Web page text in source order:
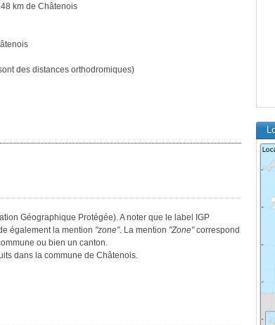
km de Châtenois
des distances orthodromiques)
Géographique Protégée). A noter que le label IGP
également la mention "zone". La mention "Zone"correspond
ou bien un canton.
dans la commune de Châtenois.